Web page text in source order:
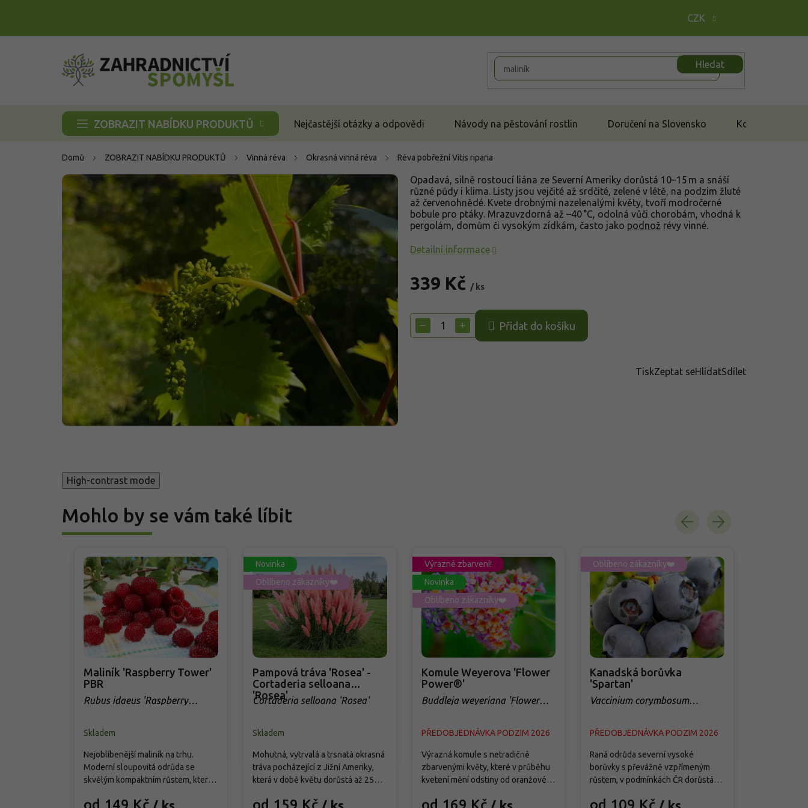
CZK
Hledat
ZOBRAZIT NABÍDKU PRODUKTŮ Nejčastější otázky a odpovědi Návody na pěstování rostlin Doručení na Slovensko Kontakt
Domů ZOBRAZIT NABÍDKU PRODUKTŮ Vinná réva Okrasná vinná réva Réva pobřežníVitis riparia
339 Kč / ks
cena:
+
− Přidat do košíku
Opadavá, silně rostoucí liána ze Severní Ameriky dorůstá 10–15 m a snáší
různé půdy i klima. Listy jsou vejčité až srdčité, zelené v létě, na podzim žluté
až červenohnědé. Kvete drobnými nazelenalými květy, tvoří modročerné
bobule pro ptáky. Mrazuvzdorná až –40 °C, odolná vůči chorobám, vhodná k
pergolám, domům či vysokým zídkám, často jako podnož révy vinné.
Detailní informace
TiskZeptat seHlídatSdílet
High-contrast mode
Mohlo by se vám také líbit
Maliník 'Raspberry Tower'
PBR
Rubus idaeus 'Raspberry
Skladem
Nejoblíbenější maliník na trhu.
Moderní sloupovitá odrůda se
skvělým kompaktním růstem, která
úrodu velkých, sladkých a
Novinka
Oblíbeno zákazníky❤️
Pampová tráva 'Rosea' -
Cortaderia selloana
'Rosea'
Cortaderia selloana 'Rosea'
Skladem
Mohutná, vytrvalá a trsnatá okrasná
tráva pocházející z Jižní Ameriky,
která v době květu dorůstá až 250
chocholatá květenství světle
Výrazné zbarvení!
Novinka
Oblíbeno zákazníky❤️
Komule Weyerova 'Flower
Power®'
Buddleja weyeriana 'Flower
PŘEDOBJEDNÁVKA PODZIM 2026
Výrazná komule s netradičně
zbarvenými květy, které v průběhu
kvetení mění odstíny od oranžové
od července do září a pravidelně
Oblíbeno zákazníky❤️
Kanadská borůvka
'Spartan'
Vaccinium corymbosum
PŘEDOBJEDNÁVKA PODZIM 2026
Raná odrůda severní vysoké
borůvky s převážně vzpřímeným
růstem, v podmínkách ČR dorůstá
vytváří středně hustý keř s pevnými